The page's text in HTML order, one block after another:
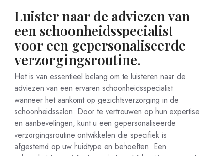
Luister naar de adviezen van
een schoonheidsspecialist
voor een gepersonaliseerde
verzorgingsroutine.
Het is van essentieel belang om te luisteren naar de
adviezen van een ervaren schoonheidsspecialist
wanneer het aankomt op gezichtsverzorging in de
schoonheidssalon. Door te vertrouwen op hun expertise
en aanbevelingen, kunt u een gepersonaliseerde
verzorgingsroutine ontwikkelen die specifiek is
afgestemd op uw huidtype en behoeften. Een